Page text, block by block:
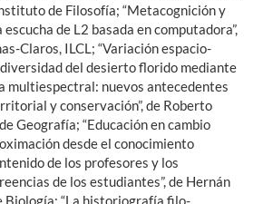
de Filosofía; “Metacognición y
de L2 basada en computadora”,
Claros, ILCL; “Variación espacio-
del desierto florido mediante
multiespectral: nuevos antecedentes
y conservación”, de Roberto
Geografía; “Educación en cambio
desde el conocimiento
de los profesores y los
de los estudiantes”, de Hernán
“La historiografía filo-